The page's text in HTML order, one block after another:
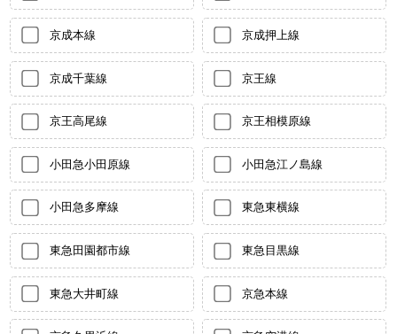
京成本線 京成押上線
京成千葉線 京王線
京王高尾線 京王相模原線
小田急小田原線 小田急江ノ島線
小田急多摩線 東急東横線
東急田園都市線 東急目黒線
東急大井町線 京急本線